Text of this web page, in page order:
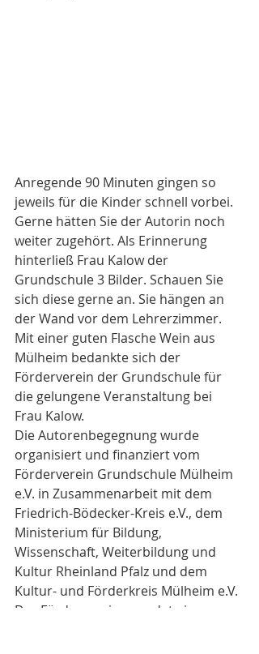
Anregende 90 Minuten gingen so
jeweils für die Kinder schnell vorbei.
Gerne hätten Sie der Autorin noch
weiter zugehört. Als Erinnerung
hinterließ Frau Kalow der
Grundschule 3 Bilder. Schauen Sie
sich diese gerne an. Sie hängen an
der Wand vor dem Lehrerzimmer.
Mit einer guten Flasche Wein aus
Mülheim bedankte sich der
Förderverein der Grundschule für
die gelungene Veranstaltung bei
Frau Kalow.
Die Autorenbegegnung wurde
organisiert und finanziert vom
Förderverein Grundschule Mülheim
e.V. in Zusammenarbeit mit dem
Friedrich-Bödecker-Kreis e.V., dem
Ministerium für Bildung,
Wissenschaft, Weiterbildung und
Kultur Rheinland Pfalz und dem
Kultur- und Förderkreis Mülheim e.V.
Der Förderverein spendete im